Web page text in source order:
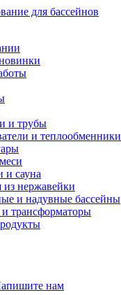
и трубы
и теплообменники
и сауна
из нержавейки
и надувные бассейны
трансформаторы
нам